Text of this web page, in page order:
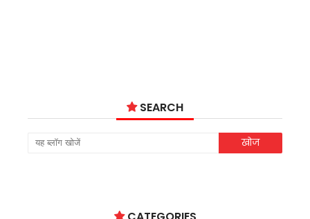
SEARCH